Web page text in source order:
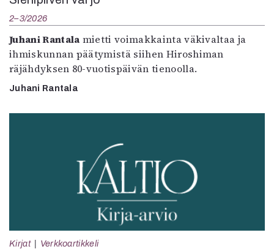
2–3/2026
Juhani Rantala mietti voimakkainta väkivaltaa ja
ihmiskunnan päätymistä siihen Hiroshiman
räjähdyksen 80-vuotispäivän tienoolla.
Juhani Rantala
Kirjat Verkkoartikkeli